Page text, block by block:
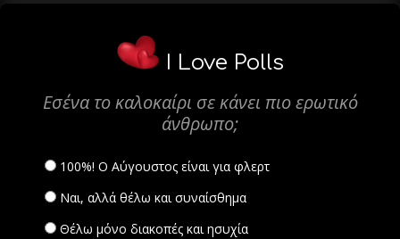
I Love Polls
Εσένα το καλοκαίρι σε κάνει πιο ερωτικό
άνθρωπο;
100%! Ο Αύγουστος είναι για φλερτ
Ναι, αλλά θέλω και συναίσθημα
Θέλω μόνο διακοπές και ησυχία